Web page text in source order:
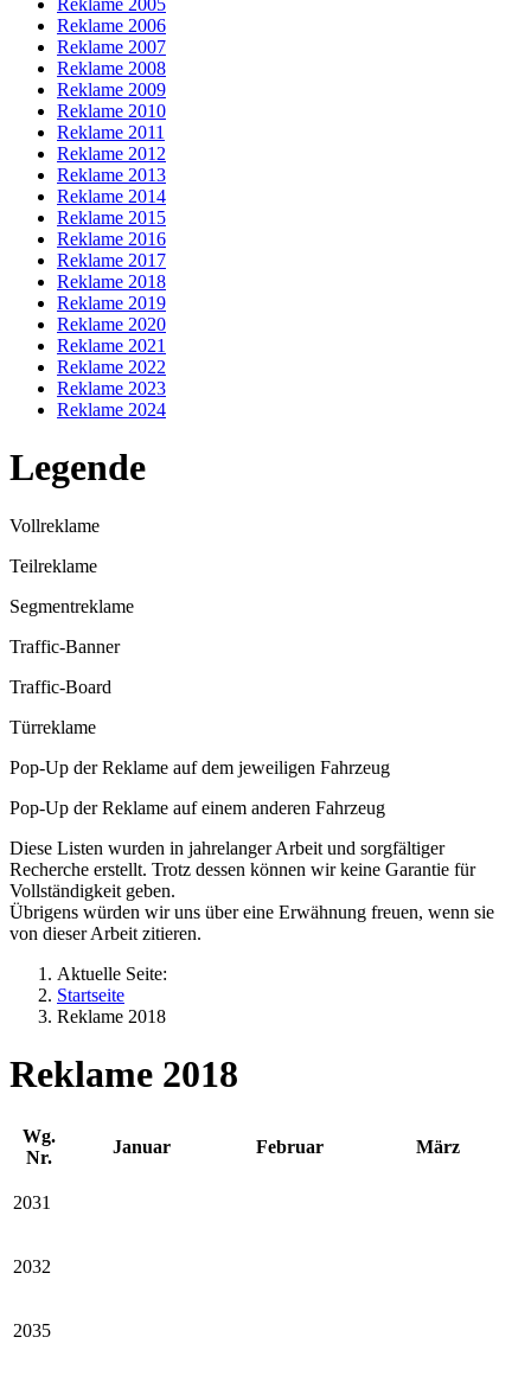
Reklame 2006
Reklame 2007
Reklame 2008
Reklame 2009
Reklame 2010
Reklame 2011
Reklame 2012
Reklame 2013
Reklame 2014
Reklame 2015
Reklame 2016
Reklame 2017
Reklame 2018
Reklame 2019
Reklame 2020
Reklame 2021
Reklame 2022
Reklame 2023
Reklame 2024
Legende
Vollreklame
Teilreklame
Segmentreklame
Traffic-Banner
Traffic-Board
Türreklame
Pop-Up der Reklame auf dem jeweiligen Fahrzeug
Pop-Up der Reklame auf einem anderen Fahrzeug
Diese Listen wurden in jahrelanger Arbeit und sorgfältiger
Recherche erstellt. Trotz dessen können wir keine Garantie für
Vollständigkeit geben.
Übrigens würden wir uns über eine Erwähnung freuen, wenn sie
von dieser Arbeit zitieren.
Aktuelle Seite:
Startseite
Reklame 2018
Reklame 2018
Wg.
Nr.
Januar Februar März
2031
2032
2035